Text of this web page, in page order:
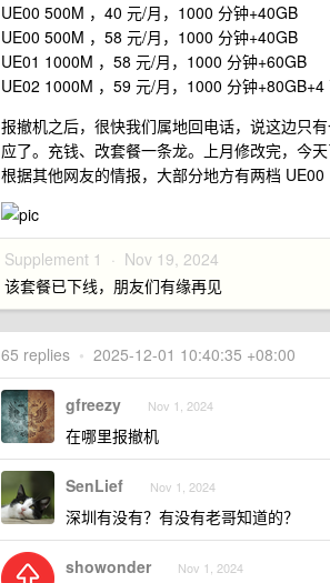
UE00 500M ，40 元/月，1000 分钟+40GB
UE00 500M ，58 元/月，1000 分钟+40GB
UE01 1000M ，58 元/月，1000 分钟+60GB
UE02 1000M ，59 元/月，1000 分钟
报撤机之后，很快我们属地回电话，说这边只
应了。充钱、改套餐一条龙。上月修改完，今
根据其他网友的情报，大部分地方有两档
Supplement 1 · Nov 19, 2024
该套餐已下线，朋友们有缘再见
65 replies • 2025-12-01 10:40:35 +08:00
gfreezy Nov 1, 2024
在哪里报撤机
SenLief Nov 1, 2024
深圳有没有？有没有老哥知道的？
showonder Nov 1, 2024